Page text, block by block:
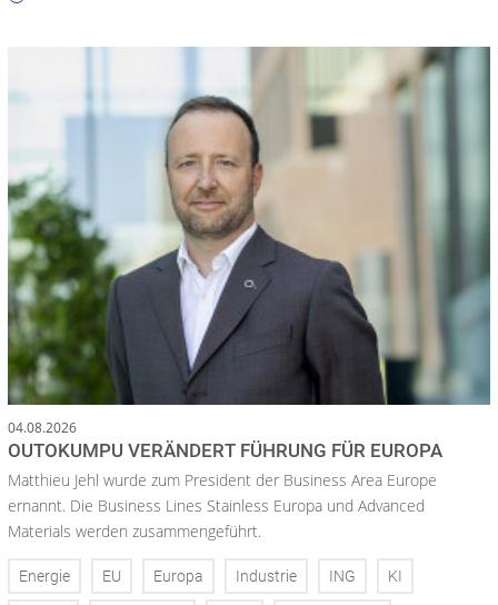
04.08.2026
OUTOKUMPU VERÄNDERT FÜHRUNG FÜR EUROPA
Matthieu Jehl wurde zum President der Business Area Europe
ernannt. Die Business Lines Stainless Europa und Advanced
Materials werden zusammengeführt.
Energie EU Europa Industrie ING KI